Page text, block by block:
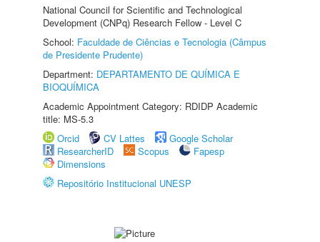
National Council for Scientific and Technological
Development (CNPq) Research Fellow - Level C
School: Faculdade de Ciências e Tecnologia (Câmpus
de Presidente Prudente)
Department: DEPARTAMENTO DE QUÍMICA E
BIOQUÍMICA
Academic Appointment Category: RDIDP Academic
title: MS-5.3
Orcid
CV Lattes
Google Scholar
ResearcherID
Scopus
Fapesp
Dimensions
Repositório Institucional UNESP